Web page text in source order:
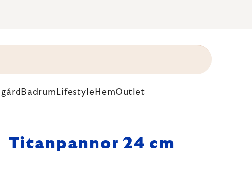
Badrum Lifestyle HemOutlet
Titanpannor 24 cm